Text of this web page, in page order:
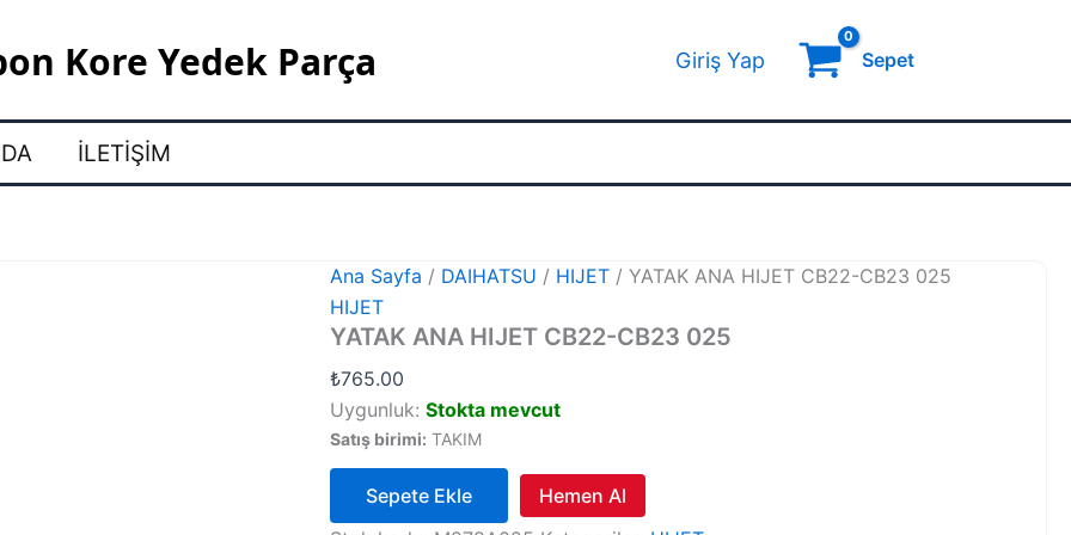
Kore Yedek Parça Giriş Yap Sepet
İLETIŞIM
Ana Sayfa / DAIHATSU / HIJET / YATAK ANA HIJET CB22-CB23 025
HIJET
YATAK ANA HIJET CB22-CB23 025
₺765.00
Uygunluk: Stokta mevcut
Satış birimi: TAKIM
Sepete Ekle
Hemen Al